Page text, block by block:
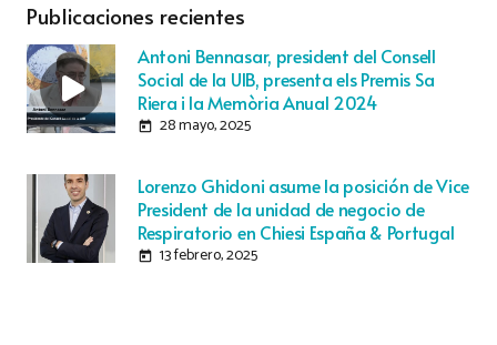
Publicaciones recientes
Antoni Bennasar, president del Consell
Social de la UIB, presenta els Premis Sa
Riera i la Memòria Anual 2024
today 28 mayo, 2025
Lorenzo Ghidoni asume la posición de Vice
President de la unidad de negocio de
Respiratorio en Chiesi España & Portugal
today 13 febrero, 2025